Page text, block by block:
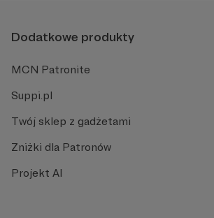
Dodatkowe produkty
MCN Patronite
Suppi.pl
Twój sklep z gadżetami
Zniżki dla Patronów
Projekt AI